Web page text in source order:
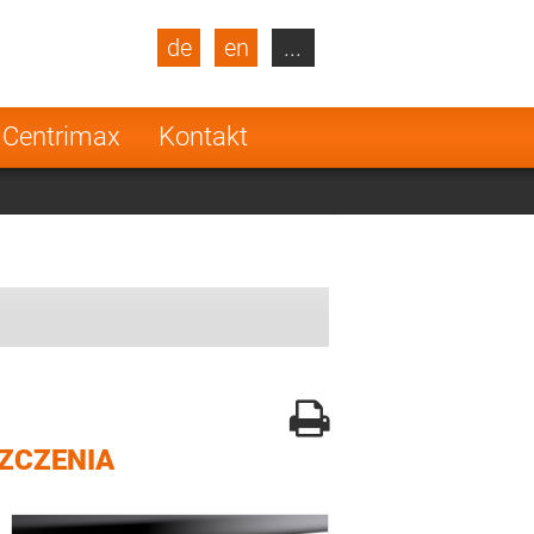
Centrimax Kontakt
de en
Turkey
Netherlands
...